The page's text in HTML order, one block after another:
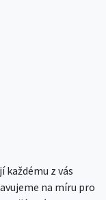
z vás
na míru pro